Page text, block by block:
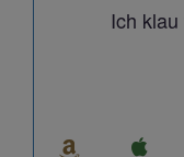
Ich